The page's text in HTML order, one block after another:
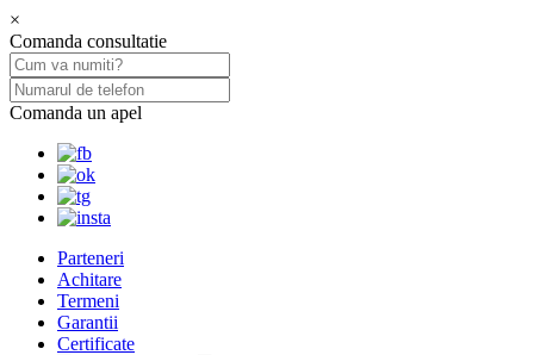
×
Comanda consultatie
Comanda un apel
Parteneri
Achitare
Termeni
Garantii
Certificate